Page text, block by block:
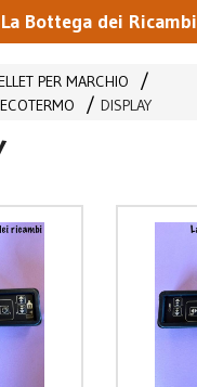
La Bottega dei Ricambi
PER MARCHIO
DISPLAY